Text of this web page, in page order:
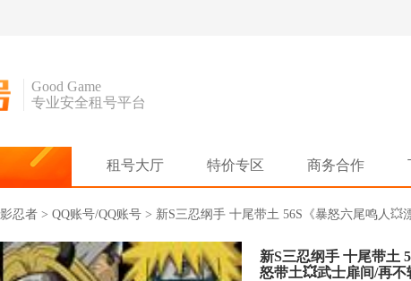
Good Game
专业安全租号平台
租号大厅 特价专区 商务合作
忍者 > QQ账号/QQ账号 > 新S三忍纲手 十尾带土 56S《暴怒六尾鸣人
新S三忍纲手 十尾带土
怒带土💥武士扉间/再